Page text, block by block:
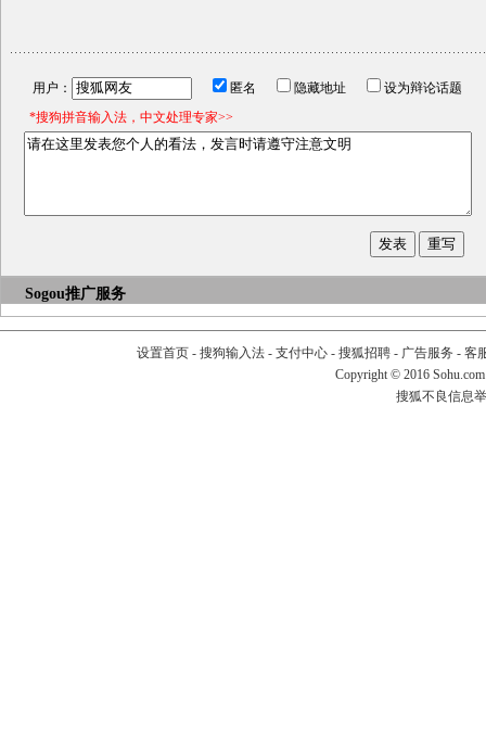
用户： 匿名 隐藏地址
设为辩论话题
*搜狗拼音输入法，中文处理专家>>
Sogou推广服务
设置首页- 搜狗输入法- 支付中心- 搜狐招聘- 广告服务 - 客
Copyright © 2016
搜狐不良信息